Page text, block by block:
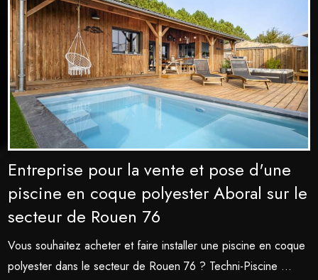
Entreprise pour la vente et pose d'une
piscine en coque polyester Aboral sur le
secteur de Rouen 76
Vous souhaitez acheter et faire installer une piscine en coque
polyester dans le secteur de Rouen 76 ? Techni-Piscine ...